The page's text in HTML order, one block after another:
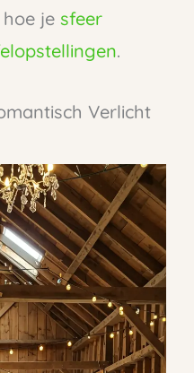
je sfeer
.
Verlicht